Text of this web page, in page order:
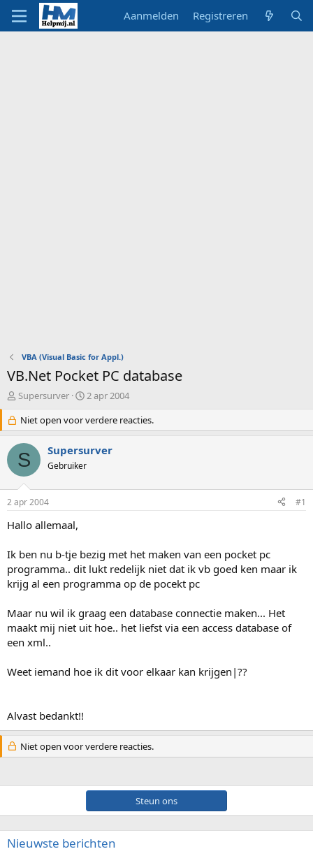
Aanmelden Registreren
VBA (Visual Basic for Appl.)
VB.Net Pocket PC database
O
d
e
r
w
e
s
t
a
t
e
r
Supersurver
S
a
r
d
m
2 apr 2004
Niet open voor verdere reacties.
S Supersurver
Gebruiker
2 apr 2004 #1
Hallo allemaal,
Ik ben nu b-tje bezig met het maken van een pocket pc
programma.. dit lukt redelijk niet dat ik vb goed ken maar ik
krijg al een programma op de pocekt pc
Maar nu wil ik graag een database connectie maken... Het
maakt mij niet uit hoe.. het liefst via een access database of
een xml..
Weet iemand hoe ik dit voor elkaar kan krijgen|??
Alvast bedankt!!
Niet open voor verdere reacties.
Steun ons
Nieuwste berichten